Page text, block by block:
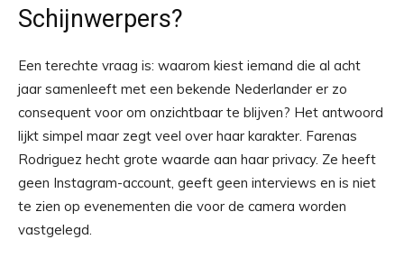
Schijnwerpers?
Een terechte vraag is: waarom kiest iemand die al acht
jaar samenleeft met een bekende Nederlander er zo
consequent voor om onzichtbaar te blijven? Het antwoord
lijkt simpel maar zegt veel over haar karakter. Farenas
Rodriguez hecht grote waarde aan haar privacy. Ze heeft
geen Instagram-account, geeft geen interviews en is niet
te zien op evenementen die voor de camera worden
vastgelegd.